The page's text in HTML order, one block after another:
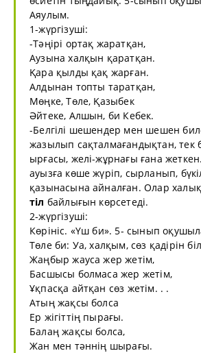
Аяулым.
1-жүргізуші:
-Тәңірі ортақ жаратқан,
Аузына халқын қаратқан.
Қара қылды қақ жарған.
Алдынан топты таратқан,
Мөңке, Төле, Қазыбек
Әйтеке, Алшын, би Кебек.
-Белгілі шешендер мен шешен
жазылып сақталмағандықтан, тек
ырғасы, желі-жұрнағы ғана
ауызға көше жүріп, сырланып,
қазынасына айналған. Олар
тіл байлығын көрсетеді.
2-жүргізуші:
Көрініс. «Үш би». 5- сынып
Төле би: Уа, халқым, сөз қадірін
Жаңбыр жауса жер жетім,
Басшысы болмаса жер жетім,
Ұқпасқа айтқан сөз жетім. . .
Атың жақсы болса
Ер жігіттің пырағы.
Балаң жақсы болса,
Жан мен тәннің шырағы.